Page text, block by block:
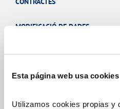
Esta página web usa cookies
Utilizamos cookies propias y
MODIFICACIÓ DE DADES